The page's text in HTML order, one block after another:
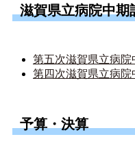
滋賀県立病院中期
第五次滋賀県立病院
第四次滋賀県立病院
予算・決算